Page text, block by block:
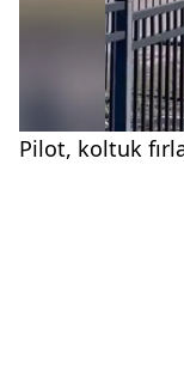
Pilot, koltuk